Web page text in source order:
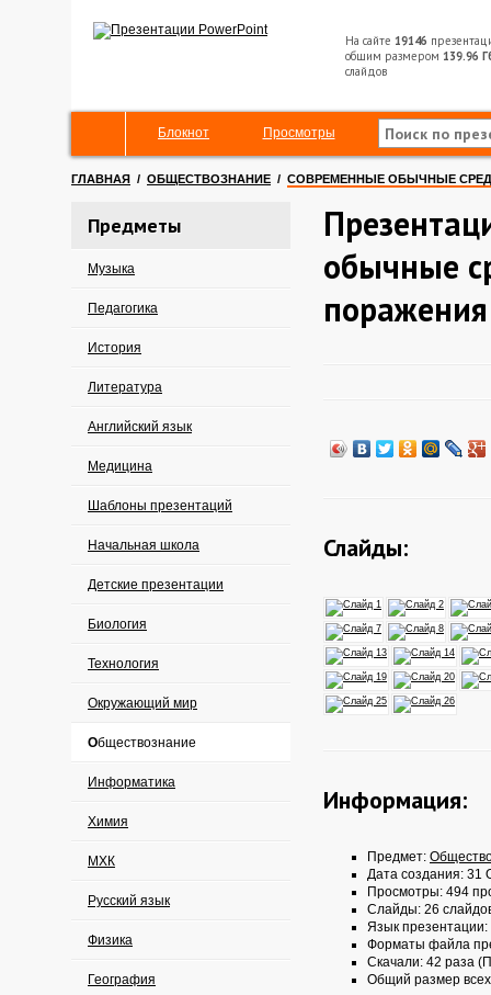
На сайте 19146
общим размером 139.96
слайдов
Блокнот Просмотры
ГЛАВНАЯ / ОБЩЕСТВОЗНАНИЕ / СОВРЕМЕННЫЕ ОБЫЧНЫЕ
Предметы
Музыка
Педагогика
История
Литература
Английский язык
Медицина
Шаблоны презентаций
Начальная школа
Детские презентации
Биология
Технология
Окружающий мир
Обществознание
Информатика
Химия
МХК
Русский язык
Физика
География
обычные
поражения
Слайды:
Информация:
Предмет:
Дата создания: 31
Просмотры: 494
Слайды: 26
Язык презентации:
Форматы файла
Скачали: 42 раза
Общий размер